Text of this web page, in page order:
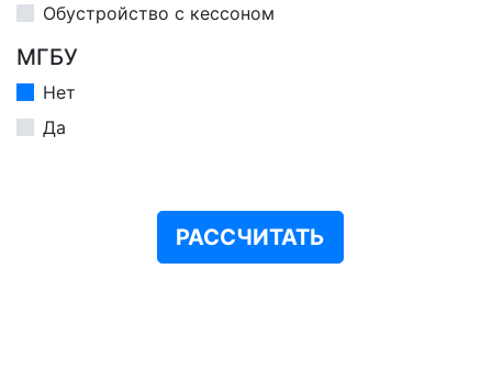
Обустройство с кессоном
МГБУ
Нет
Да
РАССЧИТАТЬ